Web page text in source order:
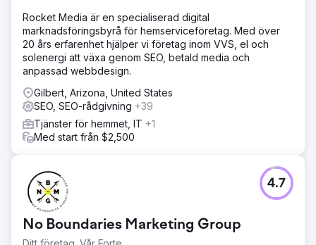
förbättrad text, struktur, SEO-förbättrad Google Business
Profile för att öka synligheten i lokal sökning och
förbättrade tekniska SEO-faktorer. Vi utökade även deras
profil av bakåtlänkar.
Deras webbplats upplevde en ökning av organisk
söktrafik på 344 % och en ökning av förfrågningar på 168
%.
Rocket Media är en specialiserad digital
marknadsföringsbyrå för hemserviceföretag. Med över
20 års erfarenhet hjälper vi företag inom VVS, el och
solenergi att växa genom SEO, betald media och
anpassad webbdesign.
Gilbert, Arizona, United States
SEO, SEO-rådgivning +39
Tjänster för hemmet, IT +1
Med start från $2,500
No Boundaries Marketing Group
4.7